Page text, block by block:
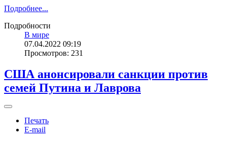
Подробнее...
Подробности
В мире
07.04.2022 09:19
Просмотров: 231
США анонсировали санкции против
семей Путина и Лаврова
Печать
E-mail